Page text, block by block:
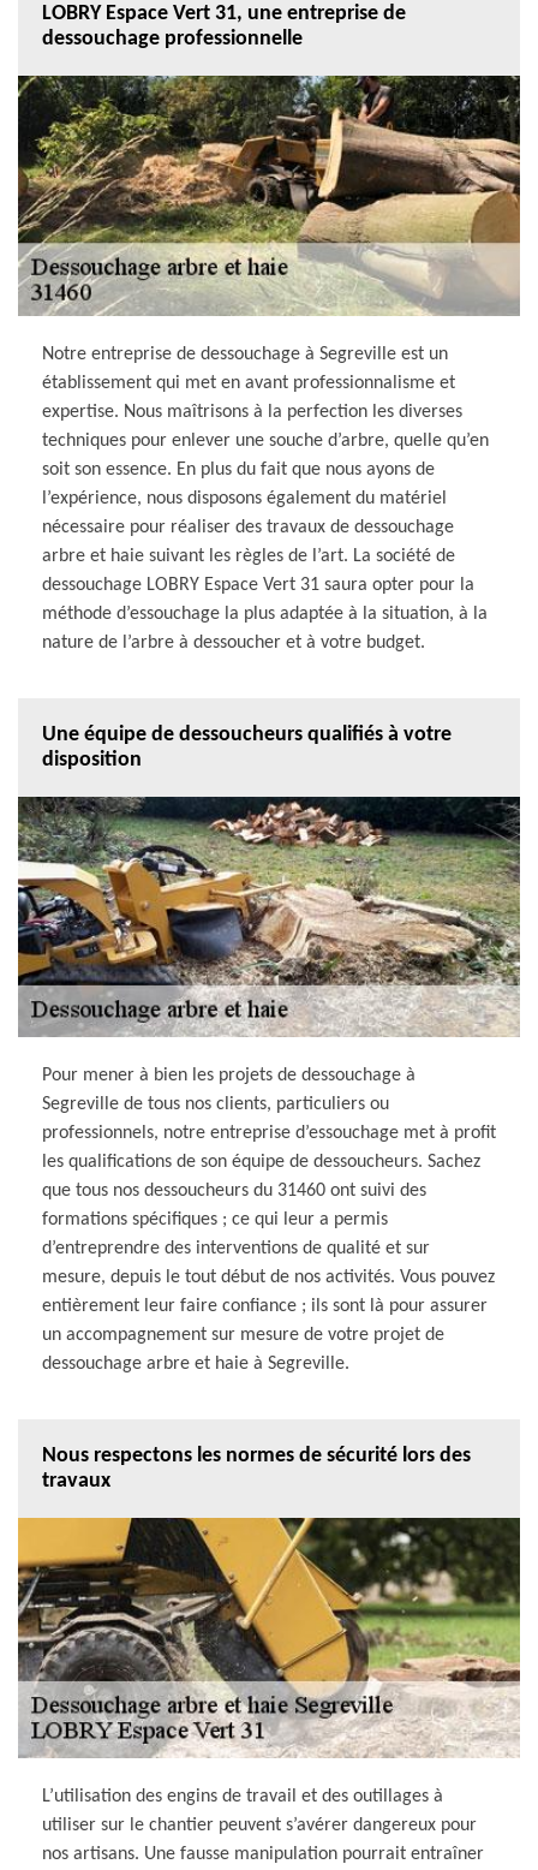
LOBRY Espace Vert 31, une entreprise de
dessouchage professionnelle
Notre entreprise de dessouchage à Segreville est un
établissement qui met en avant professionnalisme et
expertise. Nous maîtrisons à la perfection les diverses
techniques pour enlever une souche d’arbre, quelle qu’en
soit son essence. En plus du fait que nous ayons de
l’expérience, nous disposons également du matériel
nécessaire pour réaliser des travaux de dessouchage
arbre et haie suivant les règles de l’art. La société de
dessouchage LOBRY Espace Vert 31 saura opter pour la
méthode d’essouchage la plus adaptée à la situation, à la
nature de l’arbre à dessoucher et à votre budget.
Une équipe de dessoucheurs qualifiés à votre
disposition
Pour mener à bien les projets de dessouchage à
Segreville de tous nos clients, particuliers ou
professionnels, notre entreprise d’essouchage met à profit
les qualifications de son équipe de dessoucheurs. Sachez
que tous nos dessoucheurs du 31460 ont suivi des
formations spécifiques ; ce qui leur a permis
d’entreprendre des interventions de qualité et sur
mesure, depuis le tout début de nos activités. Vous pouvez
entièrement leur faire confiance ; ils sont là pour assurer
un accompagnement sur mesure de votre projet de
dessouchage arbre et haie à Segreville.
Nous respectons les normes de sécurité lors des
travaux
L’utilisation des engins de travail et des outillages à
utiliser sur le chantier peuvent s’avérer dangereux pour
nos artisans. Une fausse manipulation pourrait entraîner